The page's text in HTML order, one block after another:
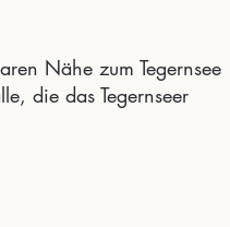
Nähe zum Tegernsee
die das Tegernseer